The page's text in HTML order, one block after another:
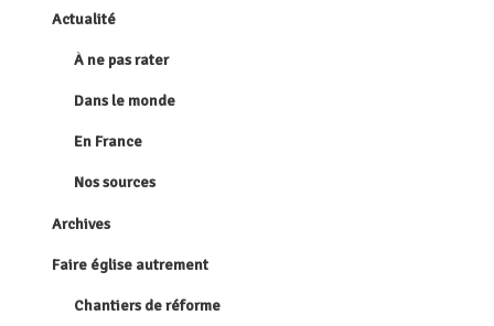
Actualité
À ne pas rater
Dans le monde
En France
Nos sources
Archives
Faire église autrement
Chantiers de réforme